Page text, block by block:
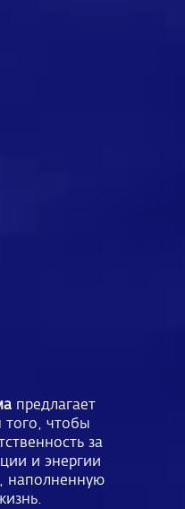
предлагает
того, чтобы
за
и энергии
наполненную